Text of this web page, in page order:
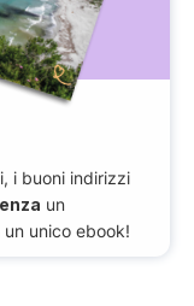
i buoni indirizzi
un
un unico ebook!